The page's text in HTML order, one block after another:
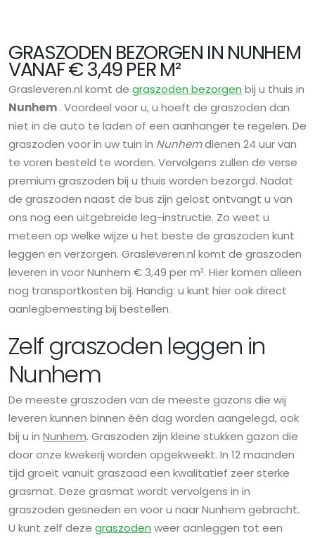
GRASZODEN BEZORGEN IN NUNHEM
VANAF € 3,49 PER M²
Grasleveren.nl komt de graszoden bezorgen bij u thuis in
Nunhem. Voordeel voor u, u hoeft de graszoden dan
niet in de auto te laden of een aanhanger te regelen. De
graszoden voor in uw tuin in Nunhemdienen 24 uur van
te voren besteld te worden. Vervolgens zullen de verse
premium graszoden bij u thuis worden bezorgd. Nadat
de graszoden naast de bus zijn gelost ontvangt u van
ons nog een uitgebreide leg-instructie. Zo weet u
meteen op welke wijze u het beste de graszoden kunt
leggen en verzorgen. Grasleveren.nl komt de graszoden
leveren in voor Nunhem € 3,49 per m². Hier komen alleen
nog transportkosten bij. Handig: u kunt hier ook direct
aanlegbemesting bij bestellen.
Zelf graszoden leggen in
Nunhem
De meeste graszoden van de meeste gazons die wij
leveren kunnen binnen één dag worden aangelegd, ook
bij u in Nunhem. Graszoden zijn kleine stukken gazon die
door onze kwekerij worden opgekweekt. In 12 maanden
tijd groeit vanuit graszaad een kwalitatief zeer sterke
grasmat. Deze grasmat wordt vervolgens in in
graszoden gesneden en voor u naar Nunhem gebracht.
U kunt zelf deze graszoden weer aanleggen tot een